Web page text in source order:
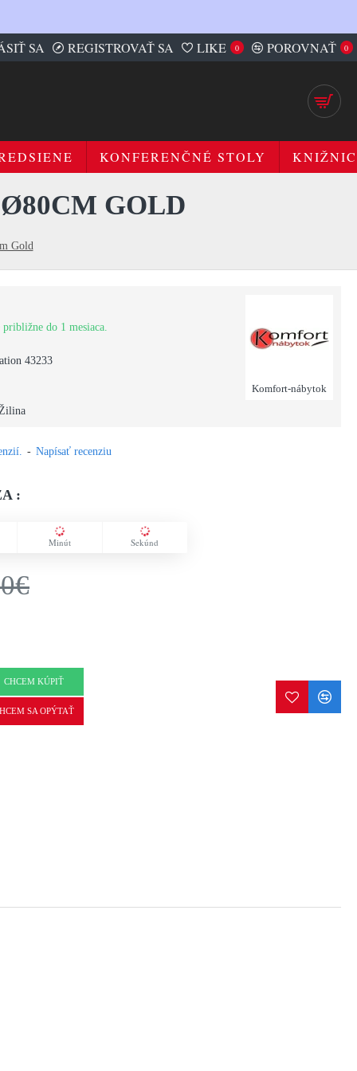
SA REGISTROVAŤ SA LIKE 0 POROVNAŤ 0
KONFERENČNÉ STOLY
Gold
GOLD
do 1 mesiaca.
43233
Komfort-nábytok
- Napísať recenziu
:
Minút Sekúnd
CHCEM KÚPIŤ
SA OPÝTAŤ